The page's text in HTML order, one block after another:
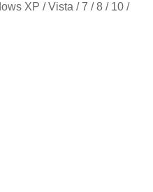
XP / Vista / 7 / 8 / 10 /